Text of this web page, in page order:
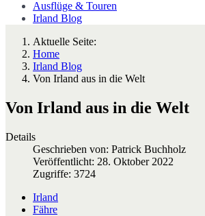
Ausflüge & Touren
Irland Blog
Aktuelle Seite:
Home
Irland Blog
Von Irland aus in die Welt
Von Irland aus in die Welt
Details
Geschrieben von: Patrick Buchholz
Veröffentlicht: 28. Oktober 2022
Zugriffe: 3724
Irland
Fähre